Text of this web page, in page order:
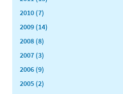
2010 (7)
2009 (14)
2008 (8)
2007 (3)
2006 (9)
2005 (2)